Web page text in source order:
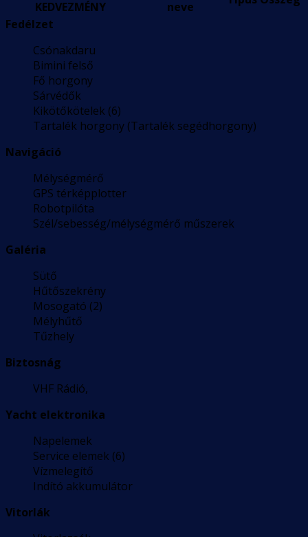
KEDVEZMÉNY
neve
Fedélzet
Csónakdaru
Bimini felső
Fő horgony
Sárvédők
Kikötőkötelek (6)
Tartalék horgony (Tartalék segédhorgony)
Navigáció
Mélységmérő
GPS térképplotter
Robotpilóta
Szél/sebesség/mélységmérő műszerek
Galéria
Sütő
Hűtőszekrény
Mosogató (2)
Mélyhűtő
Tűzhely
Biztosnág
VHF Rádió,
Yacht elektronika
Napelemek
Service elemek (6)
Vízmelegítő
Indító akkumulátor
Vitorlák